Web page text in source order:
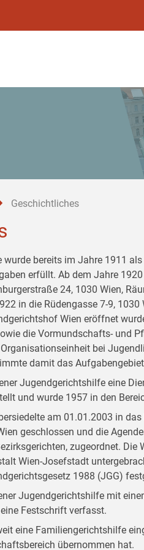
Geschichtliches
wurde bereits im Jahre 1911
erfüllt. Ab dem Jahre
24, 1030 Wien,
in die Rüdengasse 7-9,
Wien eröffnet
die Vormundschafts- und
bei
damit das
Jugendgerichtshilfe eine
und wurde 1957 in den
am 01.01.2003 in
geschlossen und die
zugeordnet.
Wien-Josefstadt
1988 (JGG)
Jugendgerichtshilfe mit
Festschrift verfasst.
eine Familiengerichtshilfe
übernommen hat.